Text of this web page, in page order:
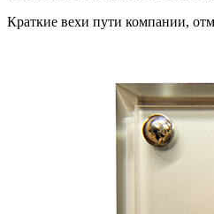
Краткие вехи пути компании,